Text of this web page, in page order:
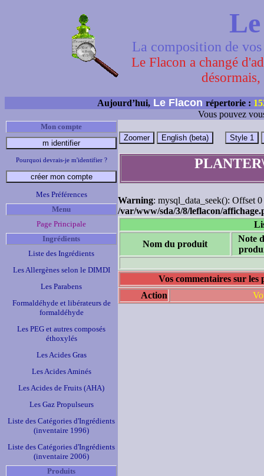
La composition de
Le Flacon a changé
Aujourd’hui, Le Flacon répertorie :
Vous pouvez
Mon compte
Pourquoi devrais-je m'identifier ?
Mes Préférences
Menu
Page Principale
Ingrédients
Liste des Ingrédients
Les Allergènes selon le DIMDI
Les Parabens
Formaldéhyde et libérateurs de
formaldéhyde
Les PEG et autres composés
éthoxylés
Les Acides Gras
Les Acides Aminés
Les Acides de Fruits (AHA)
Les Gaz Propulseurs
Liste des Catégories d'Ingrédients
(inventaire 1996)
Liste des Catégories d'Ingrédients
(inventaire 2006)
Produits
Warning: mysql_data_seek(): Offset
/var/www/sda/3/8/leflacon/
Nom du produit
Note
Vos commentaires sur
Action